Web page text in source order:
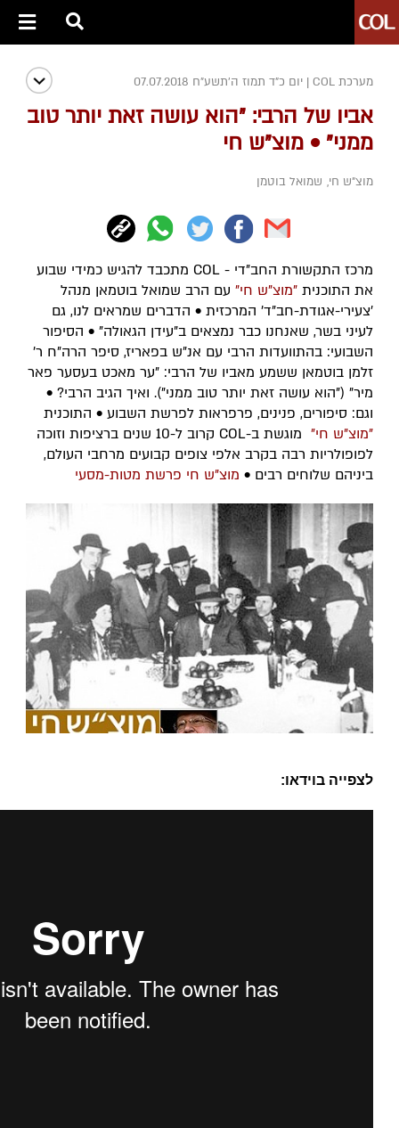
מערכת COL | יום כ"ד תמוז ה׳תשע״ח 07.07.2018
אביו של הרבי: "הוא עושה זאת יותר טוב
ממני" • מוצ"ש חי
מוצ"ש חי, שמואל בוטמן
מרכז התקשורת החב"די - COL מתכבד להגיש כמידי שבוע
את התוכנית "מוצ"ש חי"עם הרב שמואל בוטמאן מנהל
'צעירי-אגודת-חב"ד' המרכזית • הדברים שמראים לנו, גם
לעיני בשר, שאנחנו כבר נמצאים ב"עידן הגאולה" • הסיפור
השבועי: בהתוועדות הרבי עם אנ"ש בפאריז, סיפר הרה"ח ר'
זלמן בוטמאן ששמע מאביו של הרבי: "ער מאכט בעסער פאר
מיר" ("הוא עושה זאת יותר טוב ממני"). ואיך הגיב הרבי? •
וגם: סיפורים, פנינים, פרפראות לפרשת השבוע • התוכנית
"מוצ"ש חי"
מוגשת ב-COL קרוב ל-10 שנים ברציפות וזוכה
לפופולריות רבה בקרב אלפי צופים קבועים מרחבי העולם,
ביניהם שלוחים רבים • מוצ"ש חי פרשת מטות-מסעי
לצפייה בוידאו: